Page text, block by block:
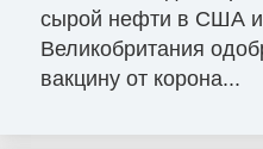
сырой нефти в США и
Великобритания
вакцину от корона...